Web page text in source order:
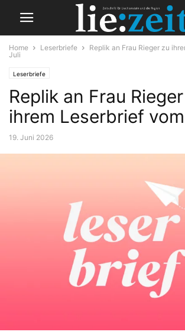
Home Leserbriefe
Replik an Frau Rieger zu
Juli
Leserbriefe
Replik an Frau
ihrem Leserbrief vom
19. Juni 2026